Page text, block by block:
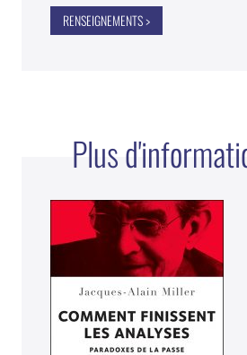
RENSEIGNEMENTS >
Plus